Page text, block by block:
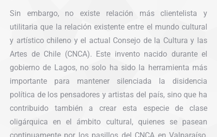
Sin embargo, no existe relación más clientelista y
utilitaria que la relación existente entre el mundo cultural
y artístico chileno y el actual Consejo de la Cultura y las
Artes de Chile (CNCA). Este invento nacido durante el
gobierno de Lagos, no solo ha sido la herramienta más
importante para mantener silenciada la disidencia
política de los pensadores y artistas del país, sino que ha
contribuido también a crear esta especie de clase
oligárquica en el ámbito cultural, quienes se pasean